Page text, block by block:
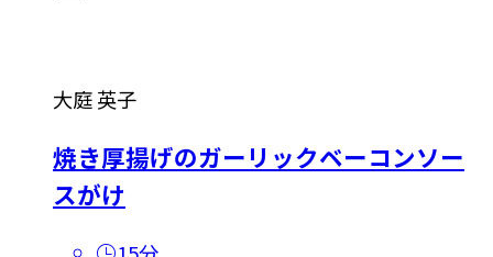
大庭 英子
焼き厚揚げのガーリックベーコンソー
スがけ